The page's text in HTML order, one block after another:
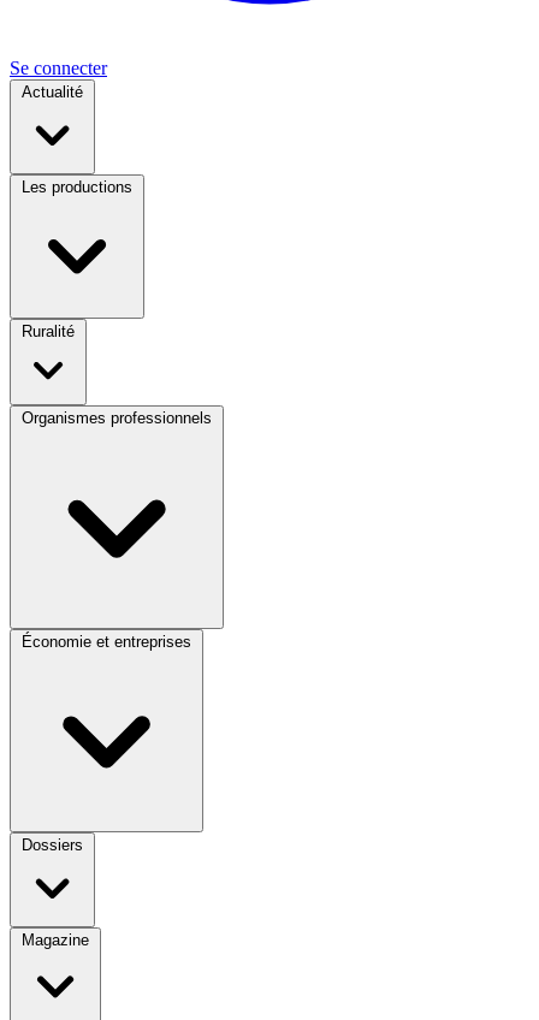
Se connecter
Actualité
Les productions
Ruralité
Organismes professionnels
Économie et entreprises
Dossiers
Magazine